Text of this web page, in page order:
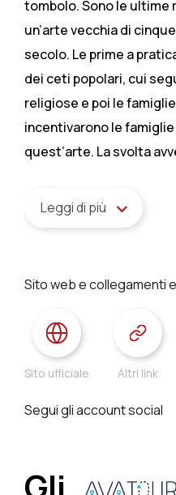
tombolo. Sono le ultime
un’arte vecchia di
secolo. Le prime a
dei ceti popolari, cui
religiose e poi le
incentivarono le
quest’arte. La svolta
Leggi di più
Sito web e collegamenti
Sito ufficiale Altri link
Segui gli account social